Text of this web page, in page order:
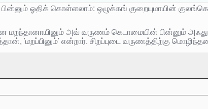
ஓதிக் கொள்ளலாம்: ஒழுக்கங் குறையுமாயின்
மறந்தானாயினும் அவ் வருணம் கெடாமையின் பின்னும்
'மறப்பினும்' என்றார். சிறப்புடை வருணத்திற்கு